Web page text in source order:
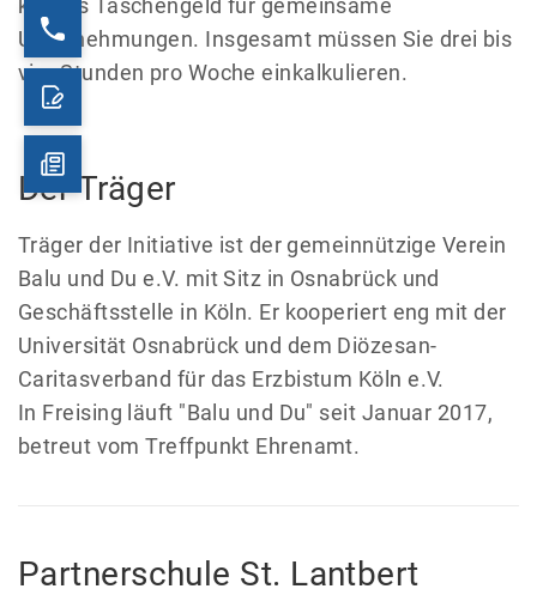
kleines Taschengeld für gemeinsame
Unternehmungen. Insgesamt müssen Sie drei bis
vier Stunden pro Woche einkalkulieren.
Der Träger
Träger der Initiative ist der gemeinnützige Verein
Balu und Du e.V. mit Sitz in Osnabrück und
Geschäftsstelle in Köln. Er kooperiert eng mit der
Universität Osnabrück und dem Diözesan-
Caritasverband für das Erzbistum Köln e.V.
In Freising läuft "Balu und Du" seit Januar 2017,
betreut vom Treffpunkt Ehrenamt.
Partnerschule St. Lantbert